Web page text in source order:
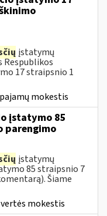
įstatymų
Respublikos
17 straipsnio 1
mokestis
įstatymo 85
parengimo
įstatymų
85 straipsnio 7
Šiame
mokestis